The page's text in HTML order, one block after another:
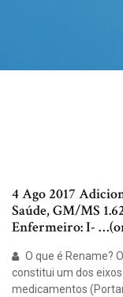
4 Ago 2017
Saúde, GM/MS
Enfermeiro: I-
O que é Rename?
constitui um dos
medicamentos